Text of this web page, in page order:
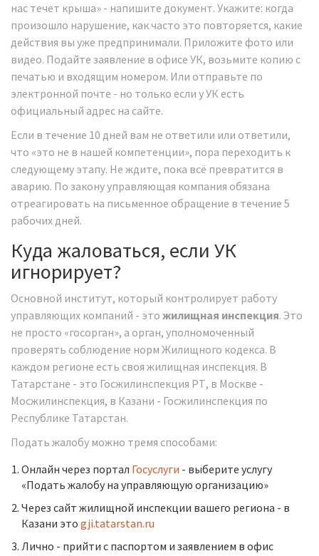
нас течет крыша» - напишите документ. Укажите: когда
произошло нарушение, как часто это повторяется, какие
действия вы уже предпринимали. Приложите фото или
видео. Подайте заявление в офисе УК, возьмите копию с
печатью и входящим номером. Или отправьте по
электронной почте - но только если у УК есть
официальный адрес на сайте.
Если в течение 10 дней вам не ответили или ответили,
что «это не в нашей компетенции», пора переходить к
следующему этапу. Не ждите, пока всё превратится в
аварию. По закону управляющая компания обязана
отреагировать на письменное обращение в течение 5
рабочих дней.
Куда жаловаться, если УК
игнорирует?
Основной институт, который контролирует работу
управляющих компаний - это жилищная инспекция. Это
не просто «госорган», а орган, уполномоченный
проверять соблюдение норм Жилищного кодекса. В
каждом регионе есть своя жилищная инспекция. В
Татарстане - это Госжилинспекция РТ, в Москве -
Мосжилинспекция, в Казани - Госжилинспекция по
Республике Татарстан.
Подать жалобу можно тремя способами:
Онлайн через портал Госуслуги - выберите услугу
«Подать жалобу на управляющую организацию»
Через сайт жилищной инспекции вашего региона - в
Казани это gji.tatarstan.ru
Лично - прийти с паспортом и заявлением в офис